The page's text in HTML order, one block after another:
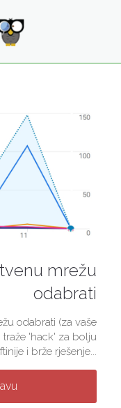
mrežu
odabrati
odabrati (za vaše
traže 'hack' za bolju
i brže rješenje...